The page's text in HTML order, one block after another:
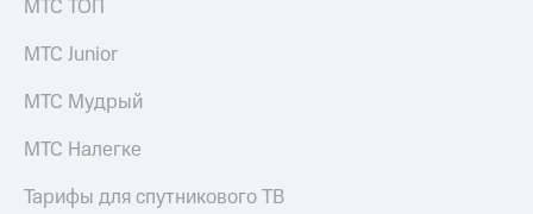
МТС ТОП
МТС Junior
МТС Мудрый
МТС Налегке
Тарифы для спутникового ТВ